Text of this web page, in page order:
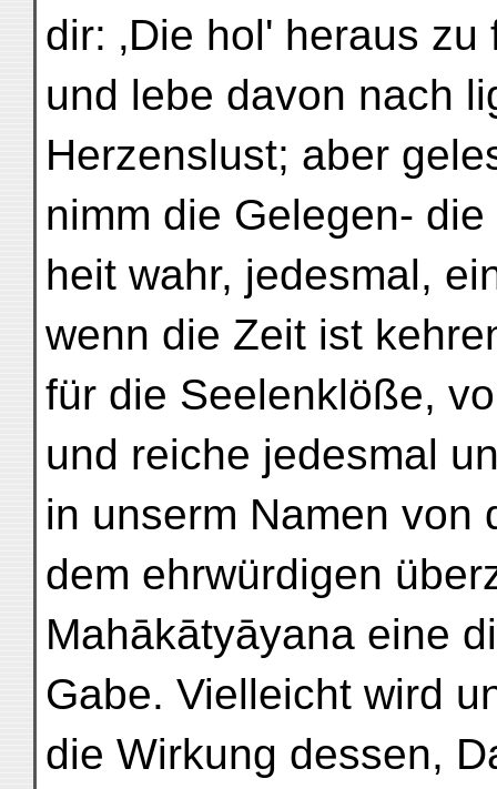
dir: ‚Die hol' heraus
und lebe davon nach
Herzenslust; aber
nimm die Gelegen- die
heit wahr, jedesmal,
wenn die Zeit ist
für die Seelenklöße,
und reiche jedesmal
in unserm Namen von
dem ehrwürdigen
Mahākātyāyana eine
Gabe. Vielleicht wird
die Wirkung dessen,